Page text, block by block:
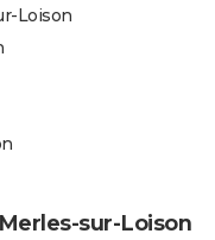
Loison
sur-Loison